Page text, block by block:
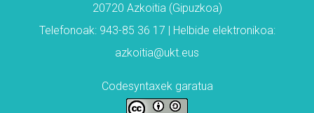
20720 Azkoitia (Gipuzkoa)
Telefonoak: 943-85 36 17 | Helbide elektronikoa:
azkoitia@ukt.eus
Codesyntaxek garatua